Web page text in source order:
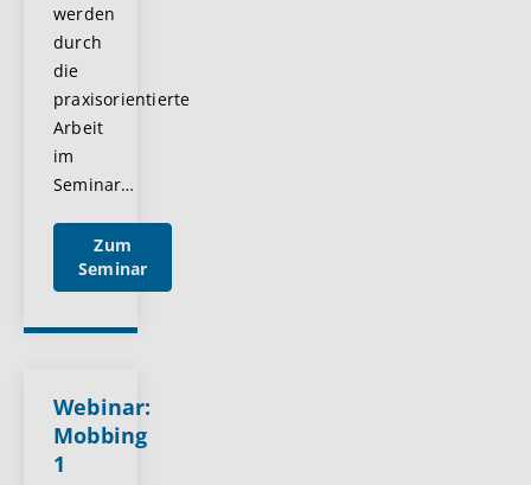
werden
durch
die
praxisorientierte
Arbeit
im
Seminar…
Zum
Seminar
Webinar:
Mobbing
1